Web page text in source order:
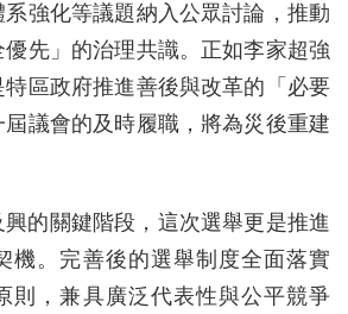
強化等議題納入公眾討論，推動
先」的治理共識。正如李家超強
區政府推進善後與改革的「必要
議會的及時履職，將為災後重建
的關鍵階段，這次選舉更是推進
機。完善後的選舉制度全面落實
則，兼具廣泛代表性與公平競爭